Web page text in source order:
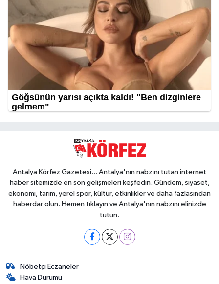
Antalya Körfez Gazetesi... Antalya'nın nabzını tutan internet
haber sitemizde en son gelişmeleri keşfedin. Gündem, siyaset,
ekonomi, tarım, yerel spor, kültür, etkinlikler ve daha fazlasından
haberdar olun. Hemen tıklayın ve Antalya'nın nabzını elinizde
tutun.
Nöbetçi Eczaneler
Hava Durumu